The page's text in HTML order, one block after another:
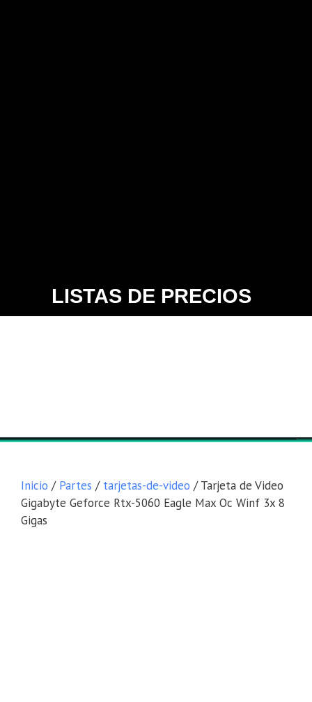
LISTAS DE PRECIOS
Inicio / Partes / tarjetas-de-video / Tarjeta de Video
Gigabyte Geforce Rtx-5060 Eagle Max Oc Winf 3x 8
Gigas